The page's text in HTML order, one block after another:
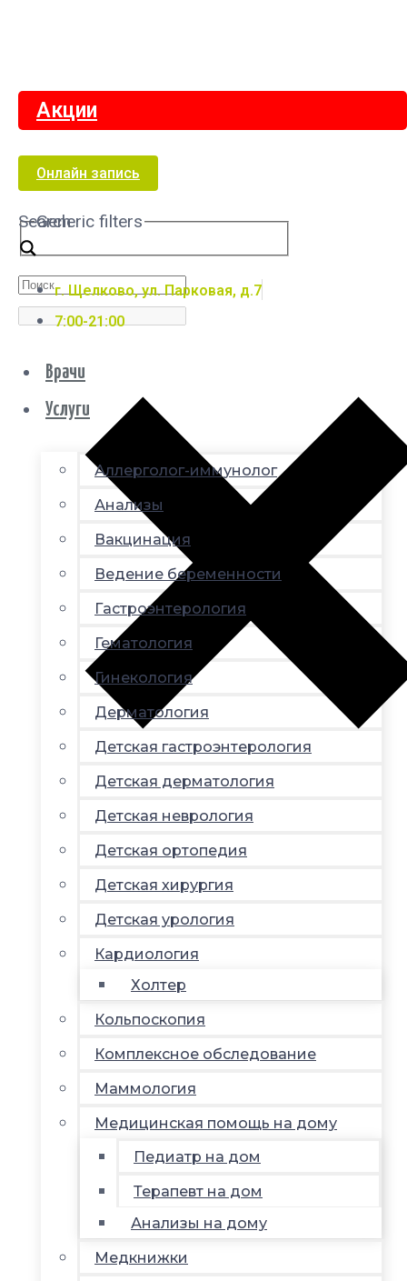
Акции
Онлайн запись
Search
Generic filters
г. Щелково, ул. Парковая, д.7
7:00-21:00
Врачи
Услуги
Аллерголог-иммунолог
Анализы
Вакцинация
Ведение беременности
Гастроэнтерология
Гематология
Гинекология
Дерматология
Детская гастроэнтерология
Детская дерматология
Детская неврология
Детская ортопедия
Детская хирургия
Детская урология
Кардиология
Холтер
Кольпоскопия
Комплексное обследование
Маммология
Медицинская помощь на дому
Педиатр на дом
Терапевт на дом
Анализы на дому
Медкнижки